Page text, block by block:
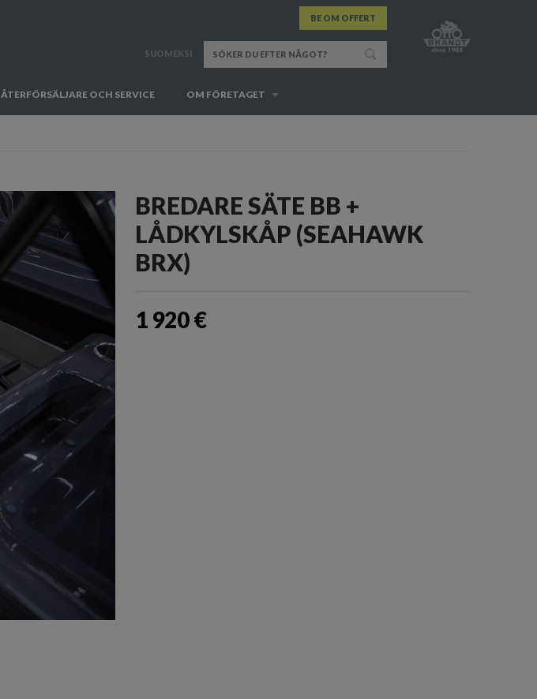
BE OM OFFERT
SUOMEKSI
ÅTERFÖRSÄLJARE OCH SERVICE OM FÖRETAGET
BREDARE SÄTE BB +
LÅDKYLSKÅP (SEAHAWK
BRX)
1 920 €